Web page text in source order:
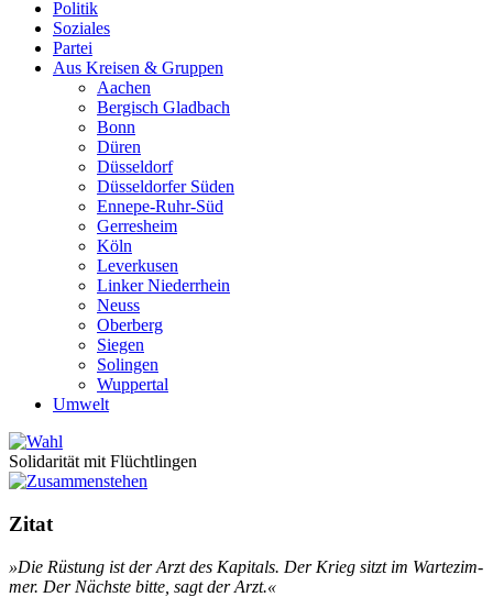
Politik
Soziales
Partei
Aus Kreisen & Gruppen
Aachen
Bergisch Gladbach
Bonn
Düren
Düsseldorf
Düsseldorfer Süden
Ennepe-Ruhr-Süd
Gerresheim
Köln
Leverkusen
Linker Niederrhein
Neuss
Oberberg
Siegen
Solingen
Wuppertal
Umwelt
Solidarität mit Flüchtlingen
Zitat
»Die Rüs­­tung ist der Arzt des Ka­pi­­tals. Der Krieg sitzt im War­­te­zim­­
mer. Der Nächs­­te bit­­te, sagt der Arzt.«